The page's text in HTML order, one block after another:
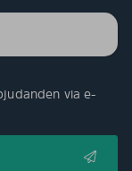
via e-